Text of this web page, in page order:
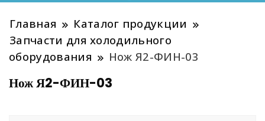
Главная
Каталог продукции
Запчасти для холодильного
оборудования
Нож Я2-ФИН-03
Нож Я2-ФИН-03